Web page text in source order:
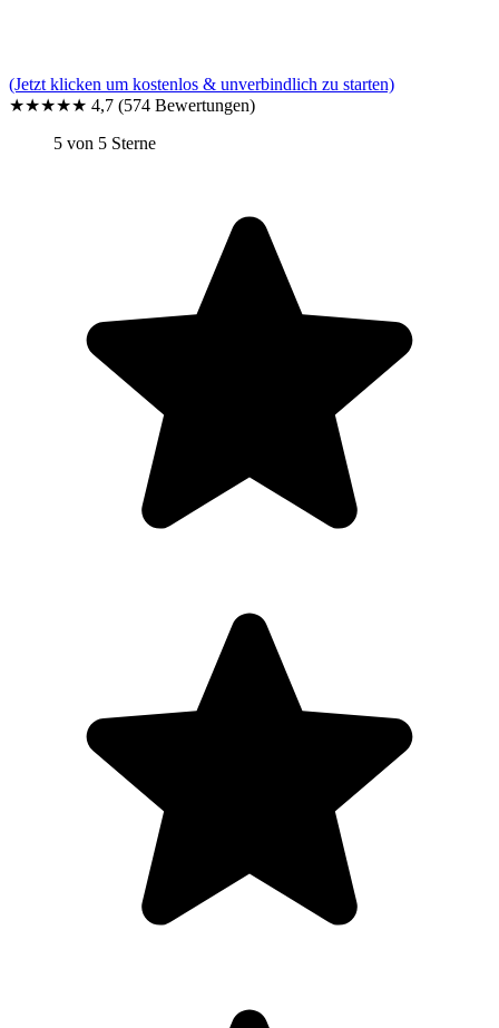
(Jetzt klicken um kostenlos & unverbindlich zu starten)
★★★★★ 4,7 (574 Bewertungen)
5 von 5 Sterne